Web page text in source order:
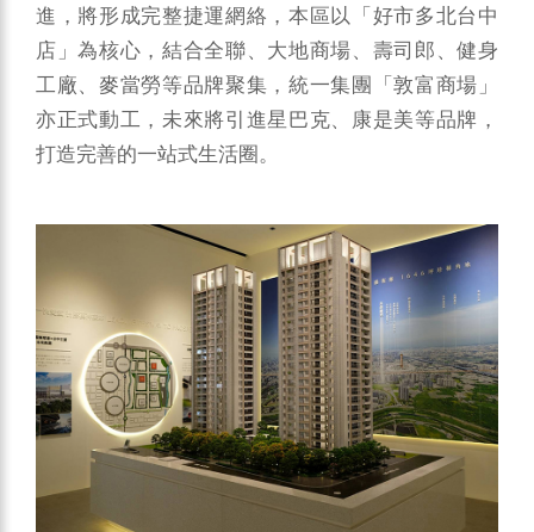
進，將形成完整捷運網絡，本區以「好市多北台中
店」為核心，結合全聯、大地商場、壽司郎、健身
工廠、麥當勞等品牌聚集，統一集團「敦富商場」
亦正式動工，未來將引進星巴克、康是美等品牌，
打造完善的一站式生活圈。